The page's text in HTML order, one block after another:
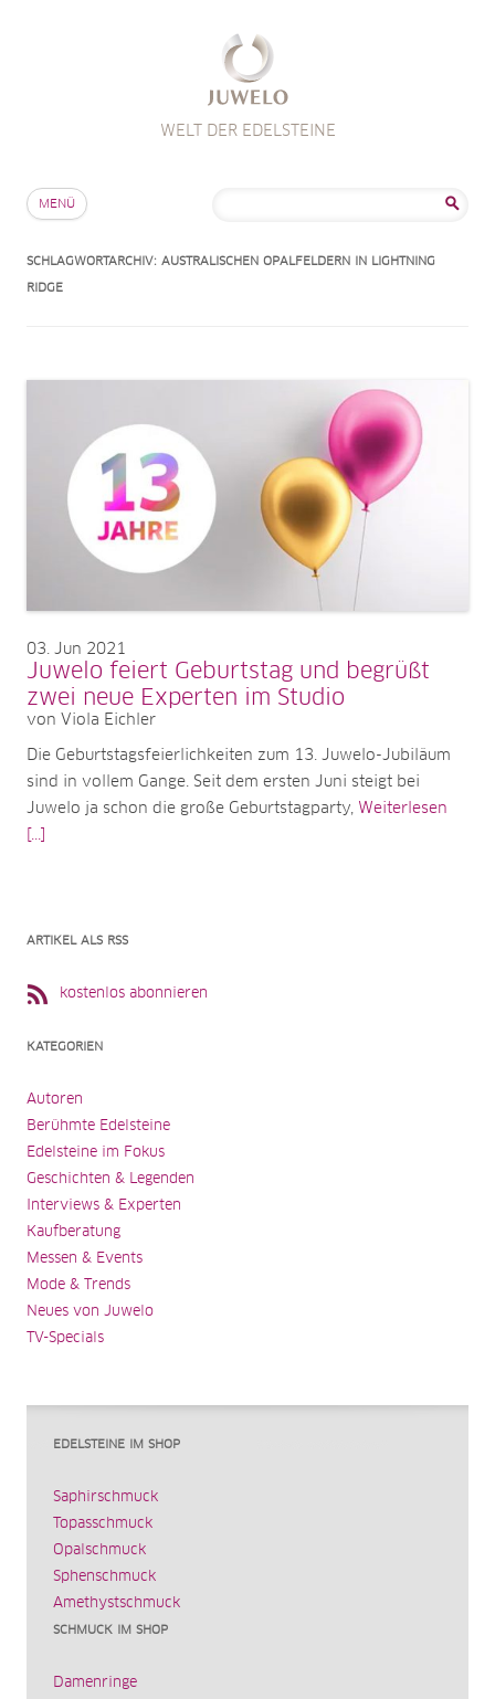
WELT DER EDELSTEINE
MENÜ
SCHLAGWORTARCHIV: AUSTRALISCHEN OPALFELDERN IN LIGHTNING
RIDGE
03 Jun 2021
Juwelo feiert Geburtstag und begrüßt
zwei neue Experten im Studio
von Viola Eichler
Die Geburtstagsfeierlichkeiten zum 13. Juwelo-Jubiläum
sind in vollem Gange. Seit dem ersten Juni steigt bei
Juwelo ja schon die große Geburtstagparty, Weiterlesen
ARTIKEL ALS RSS
kostenlos abonnieren
KATEGORIEN
Autoren
Berühmte Edelsteine
Edelsteine im Fokus
Geschichten & Legenden
Interviews & Experten
Kaufberatung
Messen & Events
Mode & Trends
Neues von Juwelo
TV-Specials
EDELSTEINE IM SHOP
Saphirschmuck
Topasschmuck
Opalschmuck
Sphenschmuck
Amethystschmuck
SCHMUCK IM SHOP
Damenringe